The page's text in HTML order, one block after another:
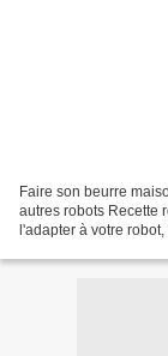
Faire son beurre
autres robots Recette
l'adapter à votre